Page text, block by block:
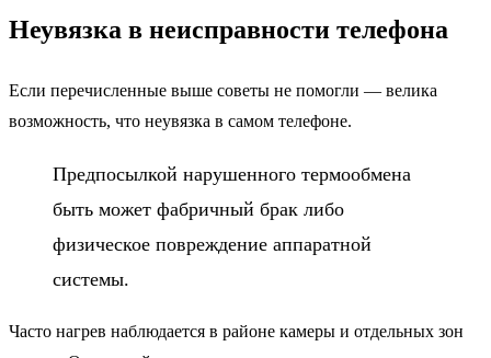
Неувязка в неисправности телефона
Если перечисленные выше советы не помогли — велика
возможность, что неувязка в самом телефоне.
Предпосылкой нарушенного термообмена
быть может фабричный брак либо
физическое повреждение аппаратной
системы.
Часто нагрев наблюдается в районе камеры и отдельных зон